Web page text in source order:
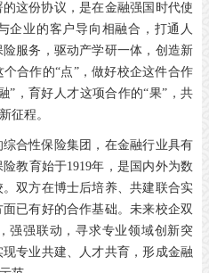
这份协议，是在金融强国时代使
企业的客户导向相融合，打通人
服务，驱动产学研一体，创造新
合作的“点”，做好校企这件合作
”，育好人才这项合作的“果”，共
征程。
合性保险集团，在金融行业具有
教育始于1919年，是国内外为数
双方在博士后培养、共建联合实
已有好的合作基础。未来校企双
强强联动，寻求专业领域创新突
专业共建、人才共育，形成金融